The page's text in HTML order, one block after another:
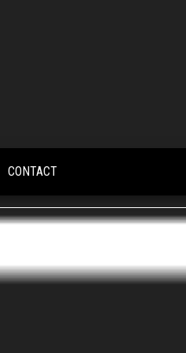
CONTACT